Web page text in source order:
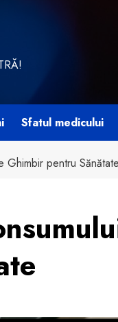
Sfatul medicului
Ghimbir pentru Sănătate